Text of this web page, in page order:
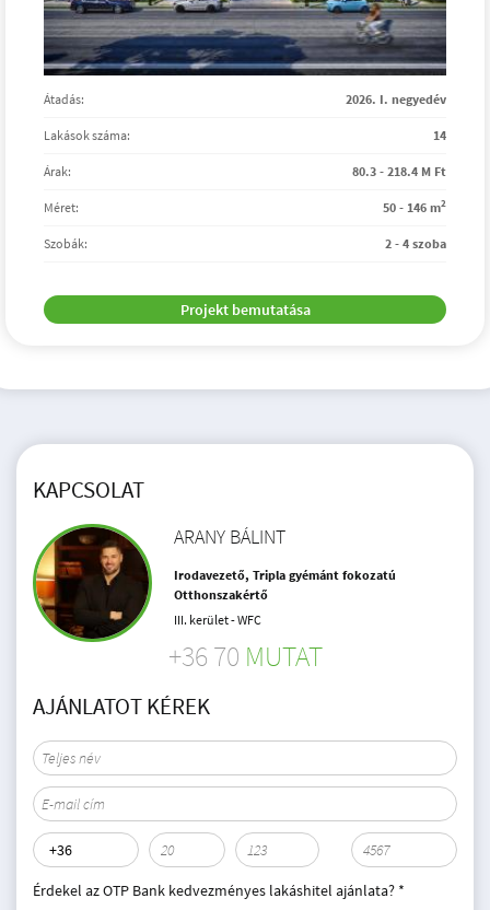
Átadás: 2026. I. negyedév
Lakások száma: 14
Árak: 80.3 - 218.4 M Ft
Méret: 50 - 146 m2
Szobák: 2 - 4 szoba
Projekt bemutatása
KAPCSOLAT
ARANY BÁLINT
Irodavezető, Tripla gyémánt fokozatú
Otthonszakértő
III. kerület - WFC
+36 70 MUTAT
AJÁNLATOT KÉREK
Érdekel az OTP Bank kedvezményes lakáshitel ajánlata? *